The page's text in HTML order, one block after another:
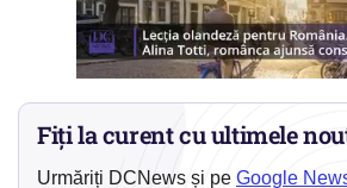
Fiți la curent cu ultimele
Urmăriți DCNews și pe Google